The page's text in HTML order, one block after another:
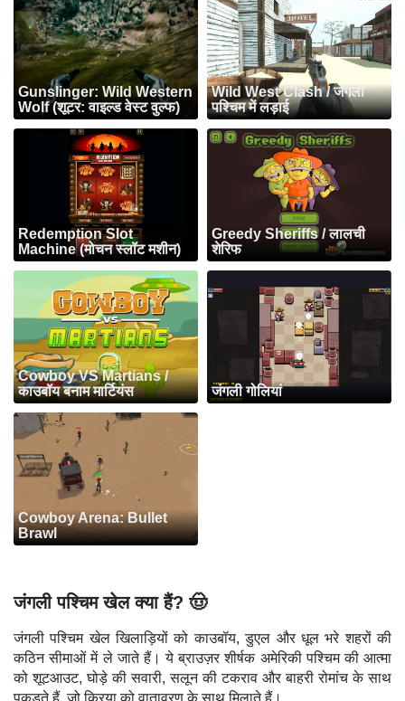
Gunslinger: Wild Western
Wolf (शूटर: वाइल्ड वेस्ट वुल्फ)
Wild West Clash / जंगली
पश्चिम में लड़ाई
Redemption Slot
Machine (मोचन स्लॉट मशीन)
Greedy Sheriffs / लालची
शेरिफ
Cowboy VS Martians /
काउबॉय बनाम मार्टियंस
जंगली गोलियां
Cowboy Arena: Bullet
Brawl
जंगली पश्चिम खेल क्या हैं? 🤠
जंगली पश्चिम खेल खिलाड़ियों को काउबॉय, डुएल और धूल भरे शहरों की
कठिन सीमाओं में ले जाते हैं। ये ब्राउज़र शीर्षक अमेरिकी पश्चिम की आत्मा
को शूटआउट, घोड़े की सवारी, सलून की टकराव और बाहरी रोमांच के साथ
पकड़ते हैं, जो क्रिया को वातावरण के साथ मिलाते हैं।